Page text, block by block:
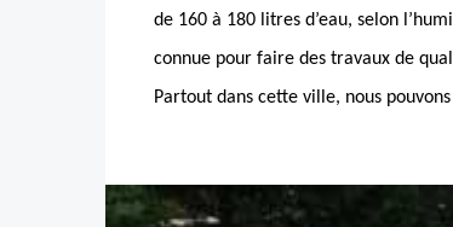
de 160 à 180 litres d’eau, selon
connue pour faire des travaux de
Partout dans cette ville, nous